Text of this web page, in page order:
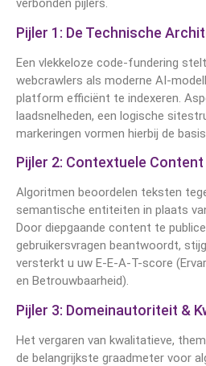
verbonden pijlers.
Pijler 1: De Technische
Een vlekkeloze code-fundering
webcrawlers als moderne AI-
platform efficiënt te indexeren.
laadsnelheden, een logische
markeringen vormen hierbij de
Pijler 2: Contextuele
Algoritmen beoordelen teksten
semantische entiteiten in plaats
Door diepgaande content te
gebruikersvragen beantwoordt,
versterkt u uw E-E-A-T-score
en Betrouwbaarheid).
Pijler 3: Domeinautoriteit &
Het vergaren van kwalitatieve,
de belangrijkste graadmeter voor